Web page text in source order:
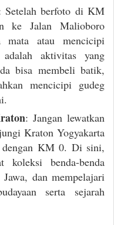
Setelah berfoto di KM
ke Jalan Malioboro
mata atau mencicipi
aktivitas yang
bisa membeli batik,
mencicipi gudeg
: Jangan lewatkan
Kraton Yogyakarta
dengan KM 0. Di sini,
koleksi benda-benda
dan mempelajari
serta sejarah